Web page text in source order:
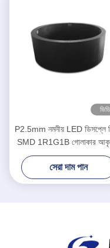
P2.5mm নমনীয় LED ডিসপ্লে
SMD 1R1G1B গোলাকার
সিলিন্ডার কলাম
সেরা দাম পান